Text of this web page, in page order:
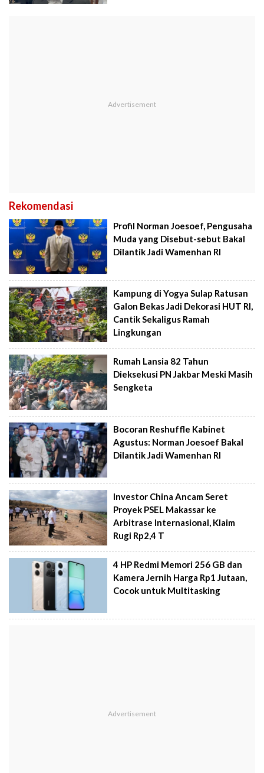
Rekomendasi
Profil Norman Joesoef, Pengusaha
Muda yang Disebut-sebut Bakal
Dilantik Jadi Wamenhan RI
Kampung di Yogya Sulap Ratusan
Galon Bekas Jadi Dekorasi HUT RI,
Cantik Sekaligus Ramah
Lingkungan
Rumah Lansia 82 Tahun
Dieksekusi PN Jakbar Meski Masih
Sengketa
Bocoran Reshuffle Kabinet
Agustus: Norman Joesoef Bakal
Dilantik Jadi Wamenhan RI
Investor China Ancam Seret
Proyek PSEL Makassar ke
Arbitrase Internasional, Klaim
Rugi Rp2,4 T
4 HP Redmi Memori 256 GB dan
Kamera Jernih Harga Rp1 Jutaan,
Cocok untuk Multitasking